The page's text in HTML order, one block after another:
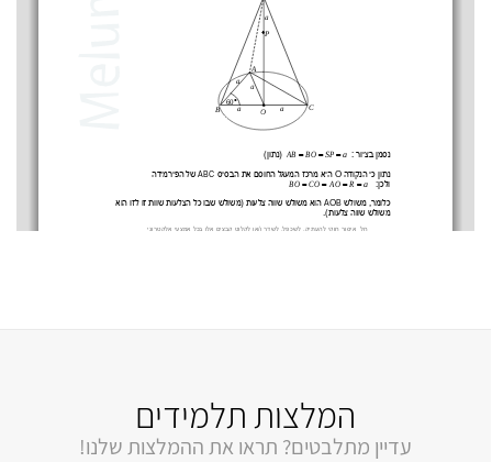
המלצות תלמידים
עדיין מתלבטים? תראו את ההמלצות שלנו!